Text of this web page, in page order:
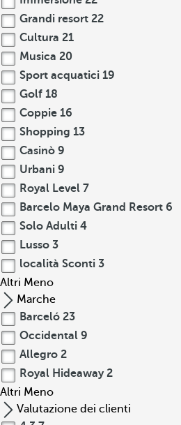
Grandi resort 22
Cultura 21
Musica 20
Sport acquatici 19
Golf 18
Coppie 16
Shopping 13
Casinò 9
Urbani 9
Royal Level 7
Barcelo Maya Grand Resort 6
Solo Adulti 4
Lusso 3
località Sconti 3
Altri Meno
Marche
Barceló 23
Occidental 9
Allegro 2
Royal Hideaway 2
Altri Meno
Valutazione dei clienti